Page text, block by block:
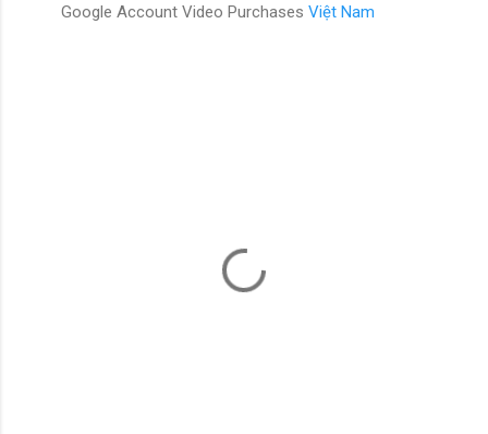
Google Account Video Purchases Việt Nam